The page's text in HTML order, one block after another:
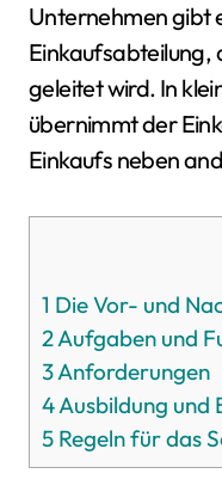
Unternehmen gibt
Einkaufsabteilung,
geleitet wird. In
übernimmt der
Einkaufs neben
1 Die Vor- und
2Aufgaben und
3Anforderungen
4Ausbildung und
5 Regeln für das